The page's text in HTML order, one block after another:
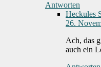
Antworten
Heckules
26.
Ach, das
auch ein